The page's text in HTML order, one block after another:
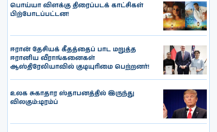
பொய்யா விளக்கு திரைப்படக் காட்சிகள்
பிற்போடப்பட்டன!
ஈரான் தேசியக் கீதத்தைப் பாட மறுத்த
ஈரானிய வீராங்கனைகள்
ஆஸ்திரேலியாவில் குடியுரிமை பெற்றனர்!
உலக சுகாதார ஸ்தாபனத்தில் இருந்து
விலகும்:டிரம்ப்